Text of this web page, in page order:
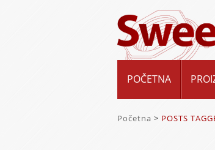
POČETNA
Početna > POSTS